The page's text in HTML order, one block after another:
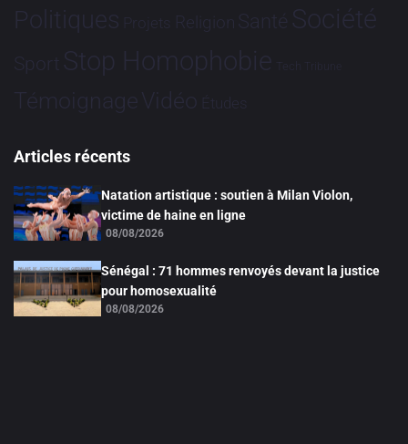
Politiques Projets Religion Santé Société
Sport Stop Homophobie Tech Tribune
TémoignageVidéo Études
Articles récents
Natation artistique : soutien à Milan Violon,
victime de haine en ligne
08/08/2026
Sénégal : 71 hommes renvoyés devant la justice
pour homosexualité
08/08/2026